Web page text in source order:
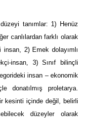
tanımlar: 1) Henüz
canlılardan farklı olarak
2) Emek dolayımlı
insan, 3) Sınıf bilinçli
insan – ekonomik
proletarya.
kesinti içinde değil, belirli
düzeyler olarak